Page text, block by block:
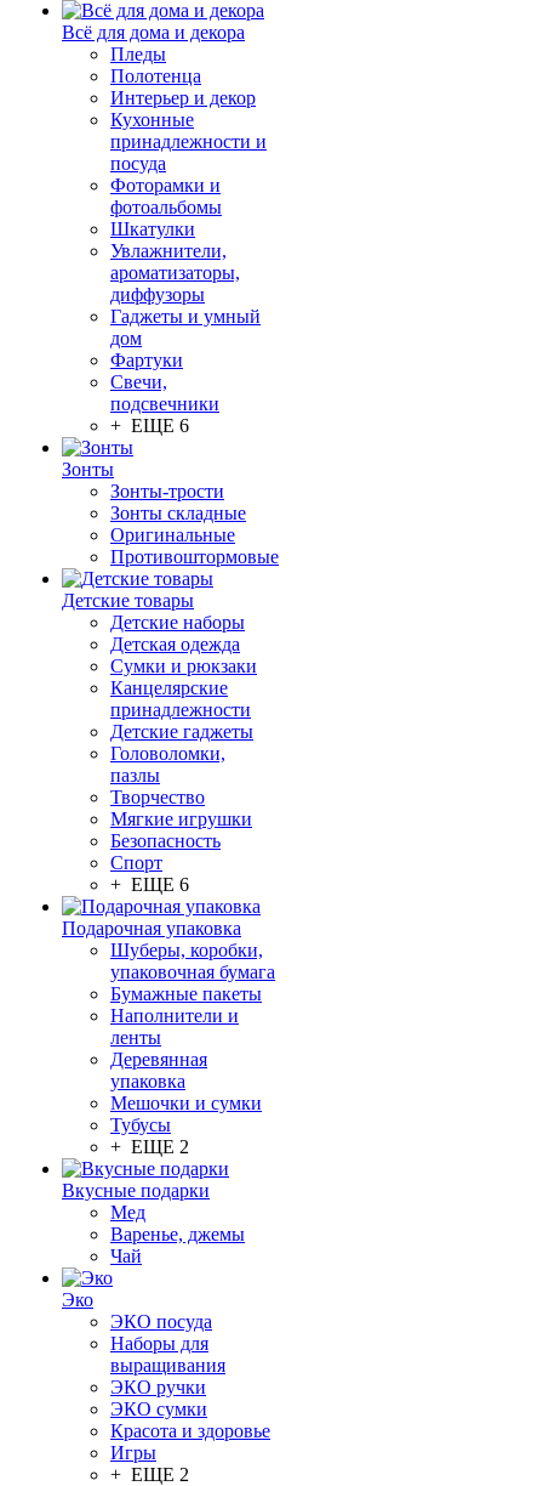
Всё для дома и декора
Пледы
Полотенца
Интерьер и декор
Кухонные
принадлежности и
посуда
Фоторамки и
фотоальбомы
Шкатулки
Увлажнители,
ароматизаторы,
диффузоры
Гаджеты и умный
дом
Фартуки
Свечи,
подсвечники
+ ЕЩЕ 6
Зонты
Зонты-трости
Зонты складные
Оригинальные
Противоштормовые
Детские товары
Детские наборы
Детская одежда
Сумки и рюкзаки
Канцелярские
принадлежности
Детские гаджеты
Головоломки,
пазлы
Творчество
Мягкие игрушки
Безопасность
Спорт
+ ЕЩЕ 6
Подарочная упаковка
Шуберы, коробки,
упаковочная бумага
Бумажные пакеты
Наполнители и
ленты
Деревянная
упаковка
Мешочки и сумки
Тубусы
+ ЕЩЕ 2
Вкусные подарки
Мед
Варенье, джемы
Чай
Эко
ЭКО посуда
Наборы для
выращивания
ЭКО ручки
ЭКО сумки
Красота и здоровье
Игры
+ ЕЩЕ 2